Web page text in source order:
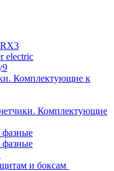
electric
Комплектующие к
Комплектующие
фазные
фазные
и боксам